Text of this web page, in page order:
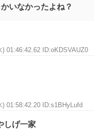
いなかったよね？
) 01:46:42.62 ID:oKDSVAUZ0
) 01:58:42.20 ID:s1BHyLufd
しげ一家